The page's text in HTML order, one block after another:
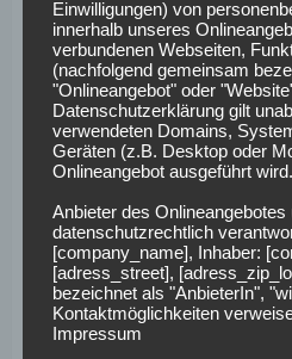
Erfolg warder Gewinn des
gegen Sampdoria Genua (2:0)
138 Spiele machte Lineker für
Nur für Tottenham Hotspur
häufiger im Einsatz.
In seiner ersten La-Liga-
20 Treffer in 41 Spielen.
Die „Cules“, wie die
werden, durften schon in
Liga-Spiel gegen Racing
1986 zwei Tore des
Einwilligungen) von
innerhalb unseres
verbundenen Webseiten,
(nachfolgend gemeinsam
"Onlineangebot" oder
Datenschutzerklärung gilt
verwendeten Domains,
Geräten (z.B. Desktop oder
Onlineangebot ausgeführt wird.
Anbieter des Onlineangebotes
datenschutzrechtlich
[company_name], Inhaber:
[adress_street],
bezeichnet als "AnbieterIn",
Kontaktmöglichkeiten
Impressum